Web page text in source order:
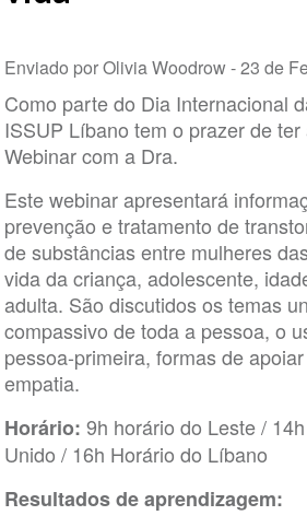
Enviado por Olivia Woodrow -23 de
Como parte do Dia Internacional
ISSUP Líbano tem o prazer de
Webinar com a Dra.
Este webinar apresentará
prevenção e tratamento de
de substâncias entre mulheres
vida da criança, adolescente,
adulta. São discutidos os temas
compassivo de toda a pessoa, o
pessoa-primeira, formas de
empatia.
Horário: 9h horário do Leste /
Unido / 16h Horário do Líbano
Resultados de aprendizagem: